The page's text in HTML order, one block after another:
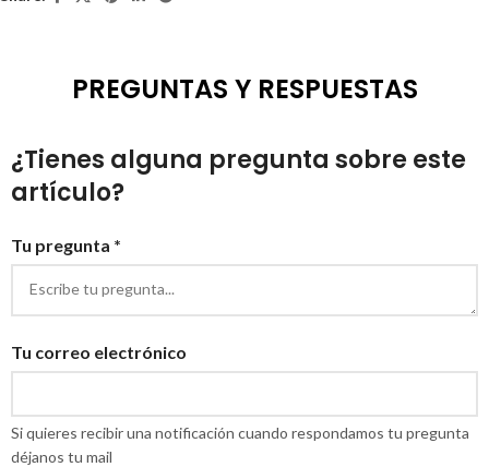
PREGUNTAS Y RESPUESTAS
¿Tienes alguna pregunta sobre este
artículo?
Tu pregunta *
Tu correo electrónico
Si quieres recibir una notificación cuando respondamos tu pregunta
déjanos tu mail